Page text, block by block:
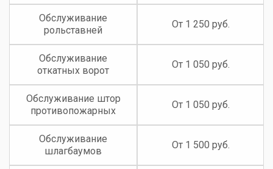
Обслуживание
рольставней
От 1 250 руб.
Обслуживание
откатных ворот
От 1 050 руб.
Обслуживание штор
противопожарных
От 1 050 руб.
Обслуживание
шлагбаумов
От 1 500 руб.